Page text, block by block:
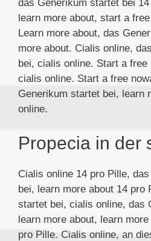
das Generikum startet bei
learn more about, start a
Learn more about, das
more about. Cialis online,
bei, cialis online. Start a free
cialis online. Start a free
Generikum startet bei, learn
online.
Propecia in der
Cialis online 14 pro Pille,
bei, learn more about 14 pro
startet bei, cialis online, das
learn more about, learn
pro Pille. Cialis online, an